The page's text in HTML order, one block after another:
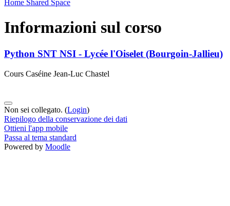
Home Shared Space
Informazioni sul corso
Python SNT NSI - Lycée l'Oiselet (Bourgoin-Jallieu)
Cours Caséine Jean-Luc Chastel
Non sei collegato. (Login)
Riepilogo della conservazione dei dati
Ottieni l'app mobile
Passa al tema standard
Powered by Moodle